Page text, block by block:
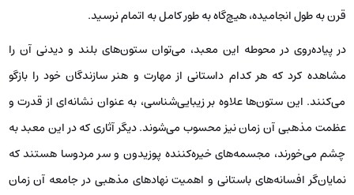
قرن به طول انجامیده، هیچ‌گاه به طور کامل به اتمام نرسید.
در پیاده‌روی در محوطه این معبد، می‌توان ستون‌های بلند و دیدنی آن را
مشاهده کرد که هر کدام داستانی از مهارت و هنر سازندگان خود را بازگو
می‌کنند. این ستون‌ها علاوه بر زیبایی‌شناسی، به عنوان نشانه‌ای از قدرت و
عظمت مذهبی آن زمان نیز محسوب می‌شوند. دیگر آثاری که در این معبد به
چشم می‌خورند، مجسمه‌های خیره‌کننده پوزیدون و سر مردوسا هستند که
نمایان‌گر افسانه‌های باستانی و اهمیت نهادهای مذهبی در جامعه آن زمان